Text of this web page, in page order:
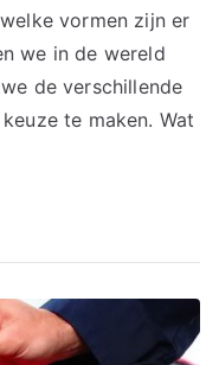
vormen zijn er
we in de wereld
de verschillende
te maken. Wat